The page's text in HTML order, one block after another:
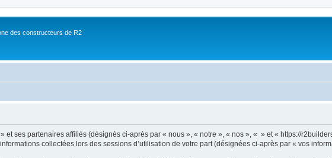
des constructeurs de R2
ses partenaires affiliés (désignés ci-après par « nous », « notre », « nos », « » et « https://
collectées lors des sessions d’utilisation de votre part (désignées ci-après par « vos